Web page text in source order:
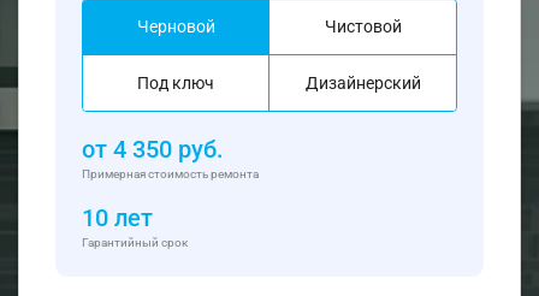
Черновой Чистовой
Под ключ Дизайнерский
от 4 350 руб.
Примерная стоимость ремонта
10 лет
Гарантийный срок